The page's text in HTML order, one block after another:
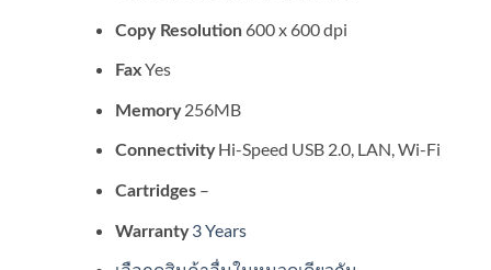
CopyResolution 600 x 600 dpi
FaxYes
Memory256MB
ConnectivityHi-Speed USB 2.0, LAN, Wi-Fi
Cartridges–
Warranty 3 Years